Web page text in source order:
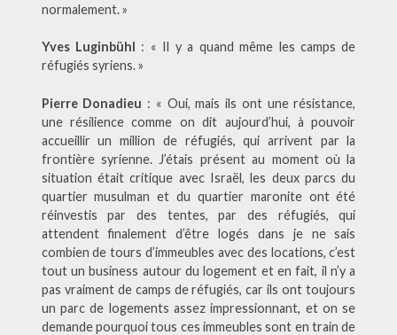
normalement. »
Yves Luginbühl : « Il y a quand même les camps de
réfugiés syriens. »
Pierre Donadieu : « Oui, mais ils ont une résistance,
une résilience comme on dit aujourd’hui, à pouvoir
accueillir un million de réfugiés, qui arrivent par la
frontière syrienne. J’étais présent au moment où la
situation était critique avec Israël, les deux parcs du
quartier musulman et du quartier maronite ont été
réinvestis par des tentes, par des réfugiés, qui
attendent finalement d’être logés dans je ne sais
combien de tours d’immeubles avec des locations, c’est
tout un business autour du logement et en fait, il n’y a
pas vraiment de camps de réfugiés, car ils ont toujours
un parc de logements assez impressionnant, et on se
demande pourquoi tous ces immeubles sont en train de